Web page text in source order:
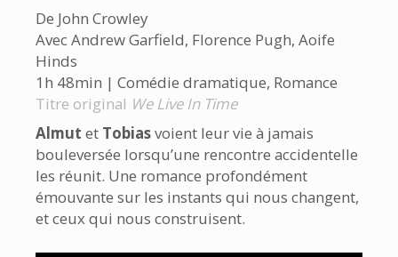
De John Crowley
Avec Andrew Garfield, Florence Pugh, Aoife
Hinds
1h 48min | Comédie dramatique, Romance
Titre original We Live In Time
Almut et Tobiasvoient leur vie à jamais
bouleversée lorsqu’une rencontre accidentelle
les réunit. Une romance profondément
émouvante sur les instants qui nous changent,
et ceux qui nous construisent.